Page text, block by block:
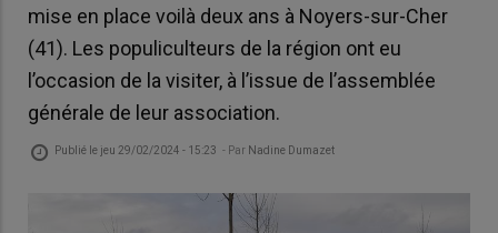
mise en place voilà deux ans à Noyers-sur-Cher
(41). Les populiculteurs de la région ont eu
l’occasion de la visiter, à l’issue de l’assemblée
générale de leur association.
Publié le jeu 29/02/2024 - 15:23 - Par Nadine Dumazet